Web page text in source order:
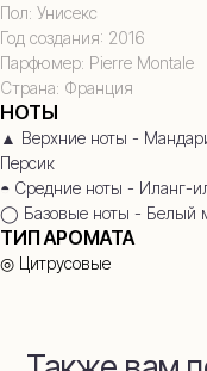
Пол: Унисекс
Год создания: 2016
Парфюмер: Pierre Montale
Страна: Франция
НОТЫ
▲ Верхние ноты -
Персик
◓ Средние ноты - Иланг-
◯ Базовые ноты - Белый
ТИП АРОМАТА
◎ Цитрусовые